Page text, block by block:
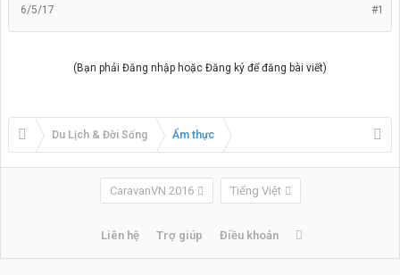
#1
6/5/17
(Bạn phải Đăng nhập hoặc Đăng ký để đăng bài viết)
Du Lịch & Đời Sống Ẩm thực
CaravanVN 2016 Tiếng Việt
Liên hệ Trợ giúp Điều khoản